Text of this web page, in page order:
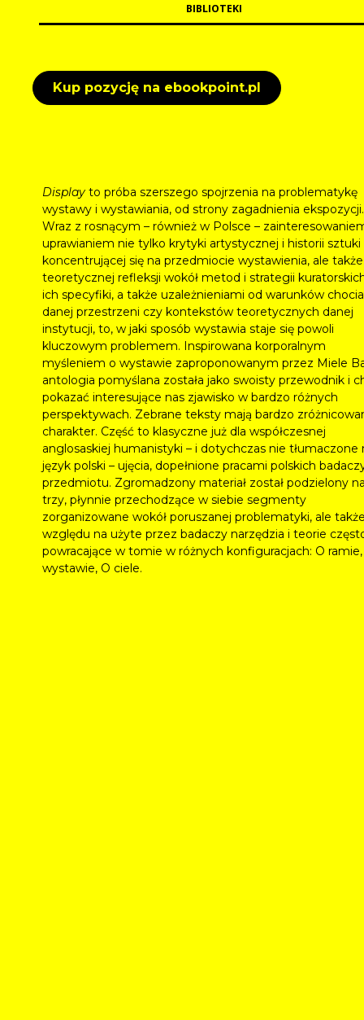
BIBLIOTEKI
Kup pozycję na ebookpoint.pl
Display to próba szerszego spojrzenia na problematykę
wystawy i wystawiania, od strony zagadnienia ekspozycji.
Wraz z rosnącym – również w Polsce –
uprawianiem nie tylko krytyki artystycznej i historii sztuki
koncentrującej się na przedmiocie wystawienia, ale także
teoretycznej refleksji wokół metod i strategii
ich specyfiki, a także uzależnieniami od warunków
danej przestrzeni czy kontekstów teoretycznych danej
instytucji, to, w jaki sposób wystawia staje się powoli
kluczowym problemem. Inspirowana korporalnym
myśleniem o wystawie zaproponowanym przez Miele
antologia pomyślana została jako swoisty przewodnik i
pokazać interesujące nas zjawisko w bardzo różnych
perspektywach. Zebrane teksty mają bardzo
charakter. Część to klasyczne już dla współczesnej
anglosaskiej humanistyki – i dotychczas nie tłumaczone
język polski – ujęcia, dopełnione pracami polskich
przedmiotu. Zgromadzony materiał został podzielony
trzy, płynnie przechodzące w siebie segmenty
zorganizowane wokół poruszanej problematyki, ale
względu na użyte przez badaczy narzędzia i teorie
powracające w tomie w różnych konfiguracjach: O
wystawie, O ciele.